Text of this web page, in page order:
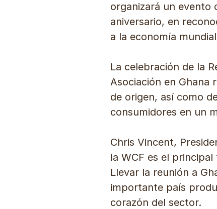
organizará un evento
aniversario, en
a la economía
La celebración de la
Asociación en Ghana
de origen, así como
consumidores en un
Chris Vincent,
la WCF es el
Llevar la reunión a
importante país
corazón del sector.